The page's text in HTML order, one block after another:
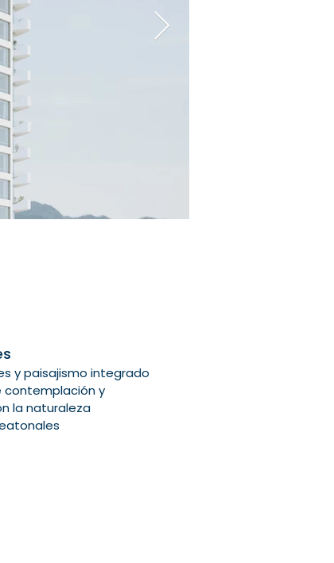
y paisajismo integrado
contemplación y
la naturaleza